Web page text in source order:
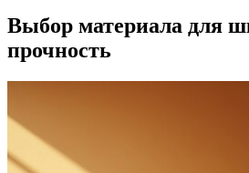
Выбор материала для
прочность